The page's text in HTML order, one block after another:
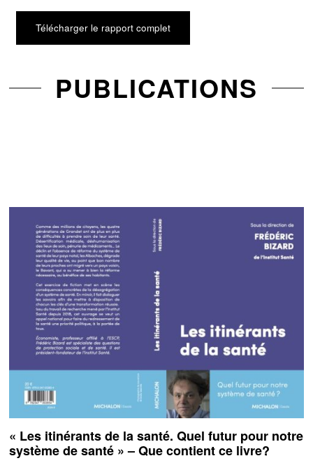
Télécharger le rapport complet
PUBLICATIONS
« Les itinérants de la santé. Quel futur pour notre
système de santé » – Que contient ce livre?